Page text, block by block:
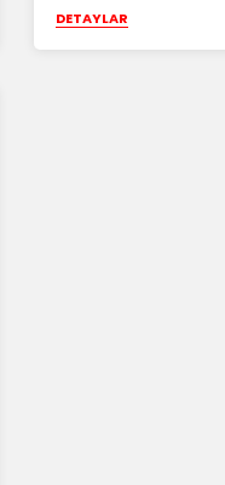
DETAYLAR